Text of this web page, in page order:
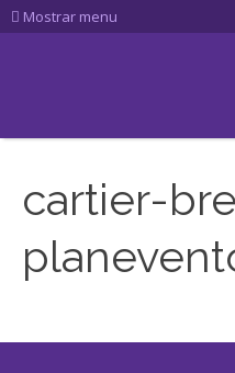
Mostrar menu
cartier-